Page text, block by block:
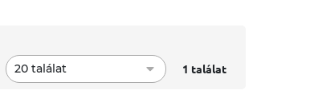
20 találat 1 találat